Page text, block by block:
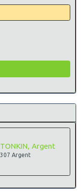
Argent
Argent